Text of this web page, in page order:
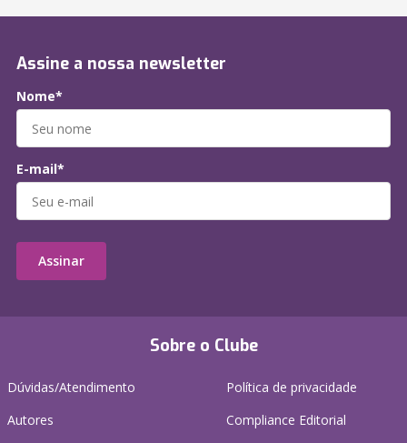
Sobre o Clube
Dúvidas/Atendimento
Autores
Política de privacidade
Compliance Editorial
Assine a nossa newsletter
Nome*
E-mail*
Assinar